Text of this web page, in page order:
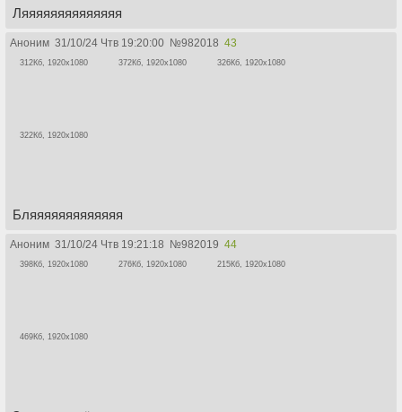
Ляяяяяяяяяяяяяя
Аноним 31/10/24 Чтв 19:20:00 №982018 43
312Кб, 1920x1080 372Кб, 1920x1080 326Кб, 1920x1080
322Кб, 1920x1080
Бляяяяяяяяяяяяя
Аноним 31/10/24 Чтв 19:21:18 №982019 44
398Кб, 1920x1080 276Кб, 1920x1080 215Кб, 1920x1080
469Кб, 1920x1080